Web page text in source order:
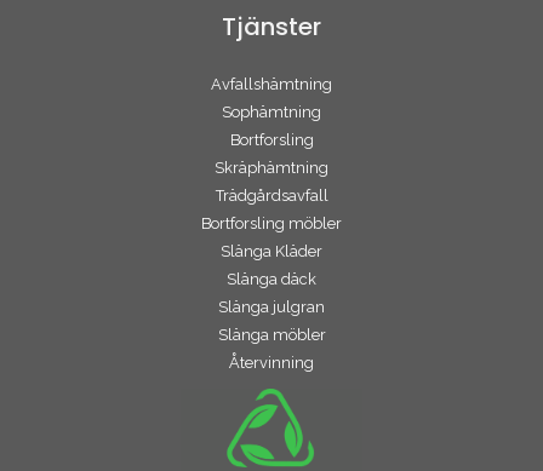
Tjänster
Avfallshämtning
Sophämtning
Bortforsling
Skräphämtning
Trädgårdsavfall
Bortforsling möbler
Slänga Kläder
Slänga däck
Slänga julgran
Slänga möbler
Återvinning